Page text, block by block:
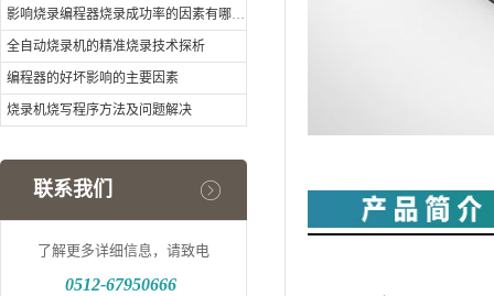
影响烧录编程器烧录成功率的因素有哪些？
全自动烧录机的精准烧录技术探析
编程器的好坏影响的主要因素
烧录机烧写程序方法及问题解决
联系我们
了解更多详细信息，请致电
0512-67950666